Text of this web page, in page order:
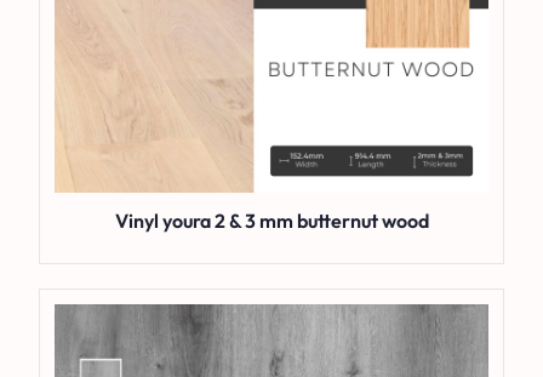
Vinyl youra 2 & 3 mm butternut wood